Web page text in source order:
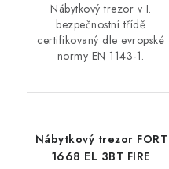
Nábytkový trezor v I.
bezpečnostní třídě
certifikovaný dle evropské
normy EN 1143-1.
Nábytkový trezor FORT
1668 EL 3BT FIRE